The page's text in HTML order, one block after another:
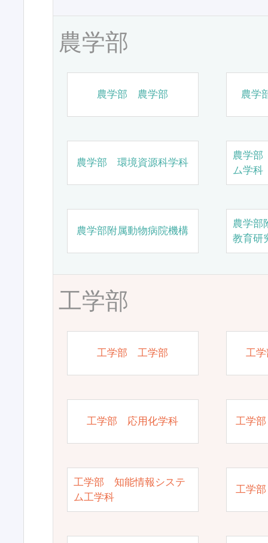
農学部
農学部 農学部 農学
農学部 環境資源科学科
農学
ム学科
農学部附属動物病院機構
農学部
教育研
工学部
工学部 工学部 工
工学部 応用化学科 工学
工学部 知能情報システ
ム工学科
工学